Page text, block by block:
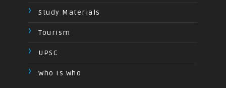
Study Materials
Tourism
UPSC
Who Is Who